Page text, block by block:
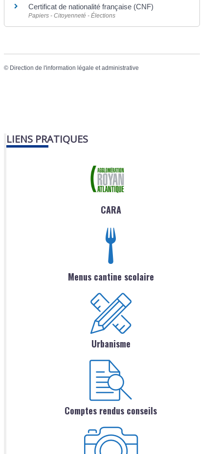
Certificat de nationalité française (CNF)
Papiers - Citoyenneté - Élections
© Direction de l'information légale et administrative
LIENS PRATIQUES
CARA
Menus cantine scolaire
Urbanisme
Comptes rendus conseils